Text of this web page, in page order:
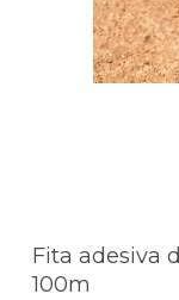
Fita adesiva
100m